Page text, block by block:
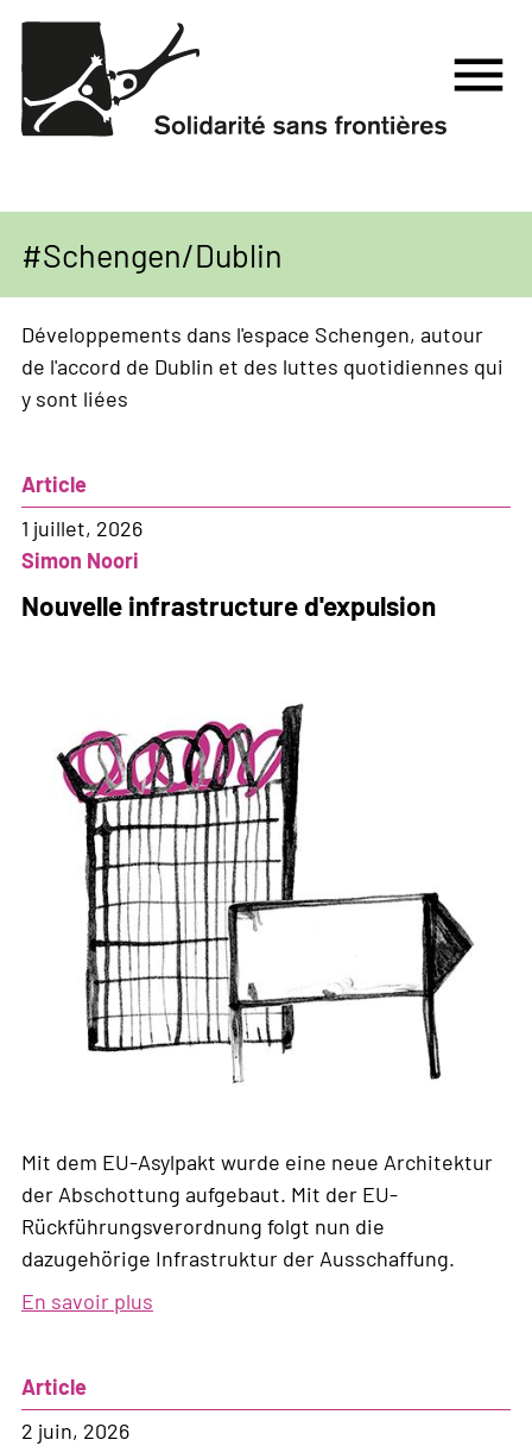
Aller
contenu
principal
menu
Schengen/Dublin
Développements dans l'espace Schengen, autour
de l'accord de Dublin et des luttes quotidiennes qui
y sont liées
Article
1 juillet, 2026
Simon Noori
Nouvelle infrastructure d'expulsion
Mit dem EU-Asylpakt wurde eine neue Architektur
der Abschottung aufgebaut. Mit der EU-
Rückführungsverordnung folgt nun die
dazugehörige Infrastruktur der Ausschaffung.
En savoir plus
Article
2 juin, 2026